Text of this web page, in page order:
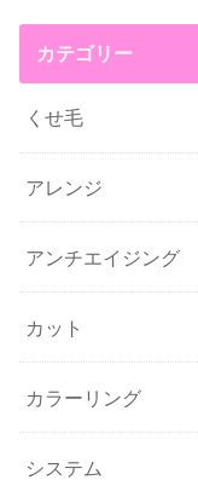
カテゴリー
くせ毛
アレンジ
アンチエイジング
カット
カラーリング
システム